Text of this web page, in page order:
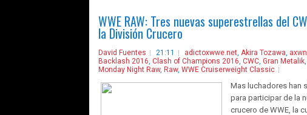
WWE RAW: Tres nuevas superestrellas del
la División Crucero
David Fuentes 21:11 adictoxwwe.net Akira Tozawa
Backlash 2016 Clash of Champions 2016 CWC Gran Metalik
Monday Night Raw, Raw, WWE Cruiserweight Classic
Mas luchadores han
para participar de la
crucero de WWE, la